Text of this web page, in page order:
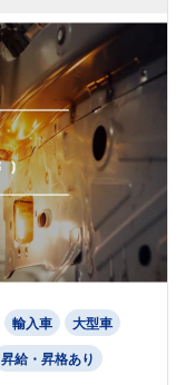
輸入車 大型車
昇給・昇格あり